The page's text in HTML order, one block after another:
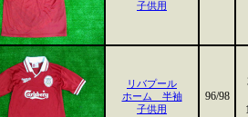
子供用
リバプール
ホーム 半袖
子供用
96/98